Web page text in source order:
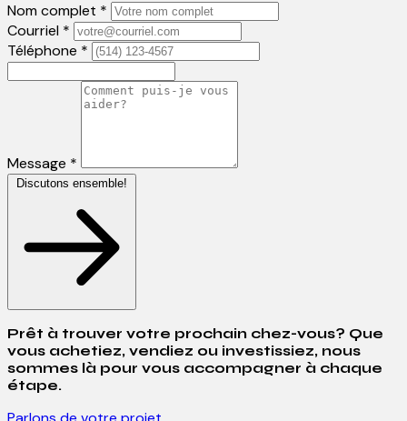
Nom complet *
Courriel *
Téléphone *
Message *
Discutons ensemble!
Prêt à trouver votre prochain chez-vous? Que
vous achetiez, vendiez ou investissiez, nous
sommes là pour vous accompagner à chaque
étape.